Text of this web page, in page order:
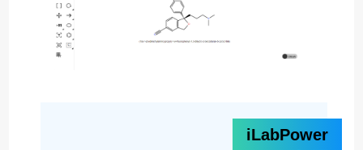
iLabPower